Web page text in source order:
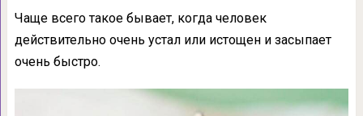
Чаще всего такое бывает, когда человек
действительно очень устал или истощен и засыпает
очень быстро.